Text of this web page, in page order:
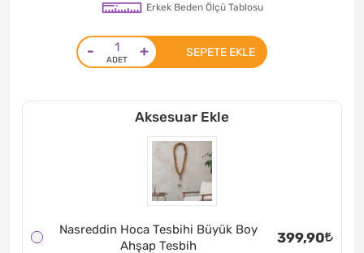
Erkek Beden Ölçü Tablosu
- + SEPETE EKLE
Aksesuar Ekle
Nasreddin Hoca Tesbihi Büyük Boy
Ahşap Tesbih
399,90